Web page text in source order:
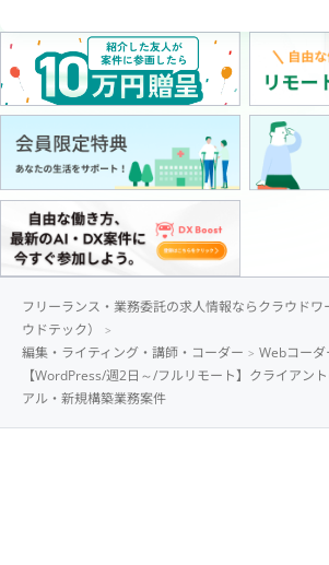
フリーランス・業務委託の求人情報ならクラウド
ウドテック）
編集・ライティング・講師・コーダー
Webコーダ
【WordPress/週2日～/フルリモート】クライアン
アル・新規構築業務案件